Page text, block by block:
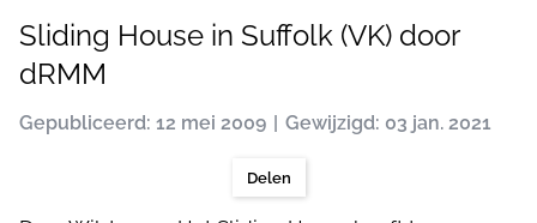
Sliding House in Suffolk (VK) door
dRMM
Gepubliceerd: 12 mei 2009 Gewijzigd: 03 jan. 2021
Delen